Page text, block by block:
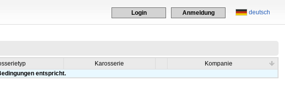
deutsch
Login Anmeldung
Karosserie
Kompanie
entspricht.